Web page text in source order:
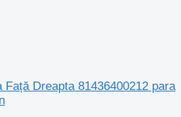
Dreapta 81436400212 para